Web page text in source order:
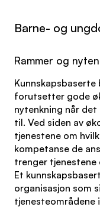
Barne- og
Rammer og
forutsetter gode
nytenkning når det
til. Ved siden av
tjenestene om
kompetanse de
trenger tjenestene
Et
organisasjon som
tjenesteområdene